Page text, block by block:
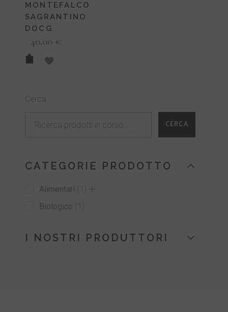
MONTEFALCO
SAGRANTINO
DOCG
40,00 €
Cerca
CERCA
CATEGORIE PRODOTTO
Alimentari
Biologico
I NOSTRI PRODUTTORI